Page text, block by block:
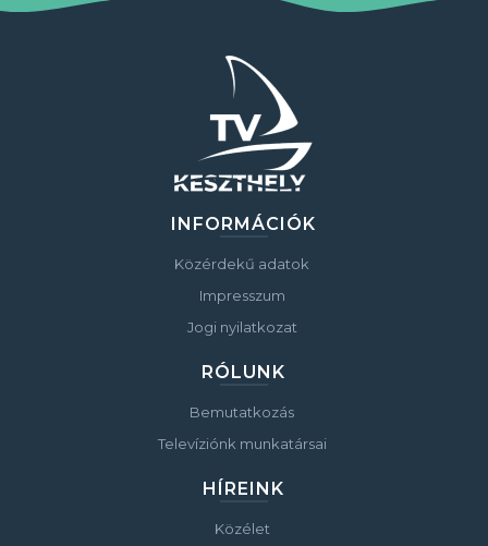
INFORMÁCIÓK
Közérdekű adatok
Impresszum
Jogi nyilatkozat
RÓLUNK
Bemutatkozás
Televíziónk munkatársai
HÍREINK
Közélet